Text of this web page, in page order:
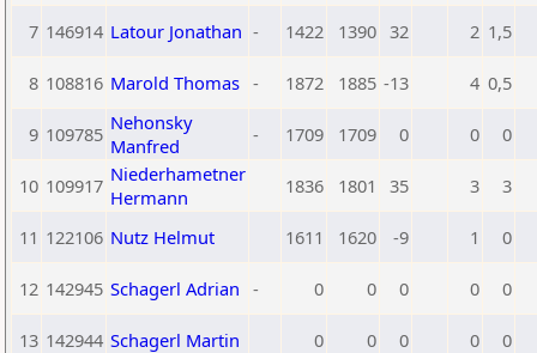
7 146914 Latour Jonathan - 1422 1390 32 2 1,5
8 108816 Marold Thomas - 1872 1885 -13 4 0,5
9 109785 Nehonsky
Manfred
- 1709 1709 0 0 0
10 109917 Niederhametner
Hermann
1836 1801 35 3 3
11 122106 Nutz Helmut 1611 1620 -9 1 0
12 142945 Schagerl Adrian - 0 0 0 0 0
13 142944 Schagerl Martin 0 0 0 0 0